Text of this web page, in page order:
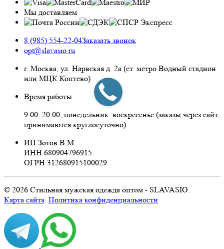
Мы доставляем
8 (985) 554-22-04Заказать звонок
opt@slavasio.ru
г. Москва, ул. Нарвская д. 2а (ст. метро Водный стадион
или МЦК Коптево)
Время работы:
9:00–20:00, понедельник–воскресенье (заказы через сайт
принимаются круглосуточно)
ИП Зотов В.М
ИНН 680904796915
ОГРН 312680915100029
© 2026 Стильная мужская одежда оптом - SLAVASIO.
Карта сайта. Политика конфиденциальности